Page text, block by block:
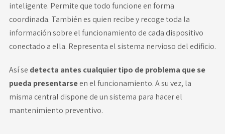
inteligente. Permite que todo funcione en forma
coordinada. También es quien recibe y recoge toda la
información sobre el funcionamiento de cada dispositivo
conectado a ella. Representa el sistema nervioso del edificio.
Así se detecta antes cualquier tipo de problema que se
pueda presentarseen el funcionamiento. A su vez, la
misma central dispone de un sistema para hacer el
mantenimiento preventivo.